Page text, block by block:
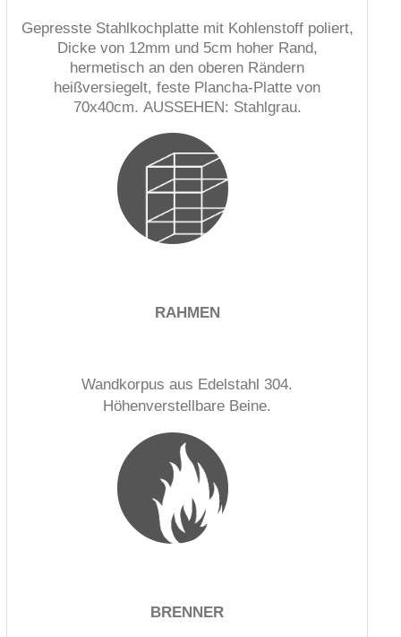
Gepresste Stahlkochplatte mit Kohlenstoff poliert,
Dicke von 12mm und 5cm hoher Rand,
hermetisch an den oberen Rändern
heißversiegelt, feste Plancha-Platte von
70x40cm. AUSSEHEN: Stahlgrau.
RAHMEN
Wandkorpus aus Edelstahl 304.
Höhenverstellbare Beine.
BRENNER